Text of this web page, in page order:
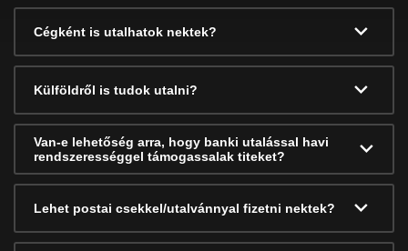
Cégként is utalhatok nektek?
Külföldről is tudok utalni?
Van-e lehetőség arra, hogy banki utalással havi
rendszerességgel támogassalak titeket?
Lehet postai csekkel/utalvánnyal fizetni nektek?